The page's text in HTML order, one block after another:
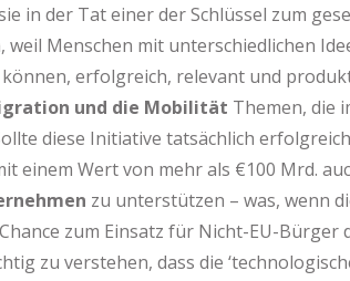
in der Tat einer der Schlüssel zum
weil Menschen mit unterschiedlichen
erfolgreich, relevant und
und die Mobilität Themen, die
diese Initiative tatsächlich
einem Wert von mehr als €100 Mrd.
zu unterstützen – was, wenn
zum Einsatz für Nicht-EU-
zu verstehen, dass die